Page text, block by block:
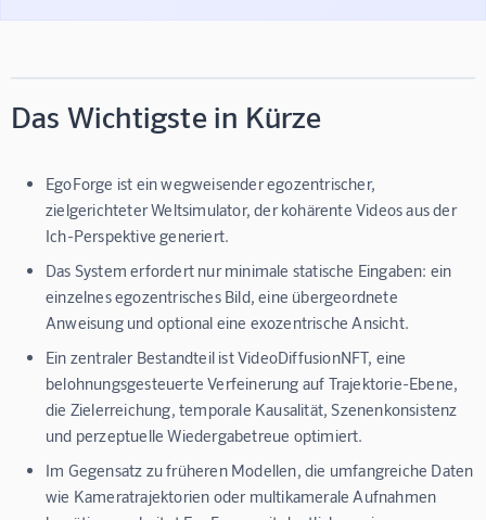
Das Wichtigste in Kürze
EgoForge ist ein wegweisender egozentrischer,
zielgerichteter Weltsimulator, der kohärente Videos aus der
Ich-Perspektive generiert.
Das System erfordert nur minimale statische Eingaben: ein
einzelnes egozentrisches Bild, eine übergeordnete
Anweisung und optional eine exozentrische Ansicht.
Ein zentraler Bestandteil istVideoDiffusionNFT, eine
belohnungsgesteuerte Verfeinerung auf Trajektorie-Ebene,
die Zielerreichung, temporale Kausalität, Szenenkonsistenz
und perzeptuelle Wiedergabetreue optimiert.
Im Gegensatz zu früheren Modellen, die umfangreiche Daten
wie Kameratrajektorien oder multikamerale Aufnahmen